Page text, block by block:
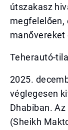
útszakasz
megfelelően,
Teherautó-
2025.
véglegesen
Dhabiban. Az
(Sheikh